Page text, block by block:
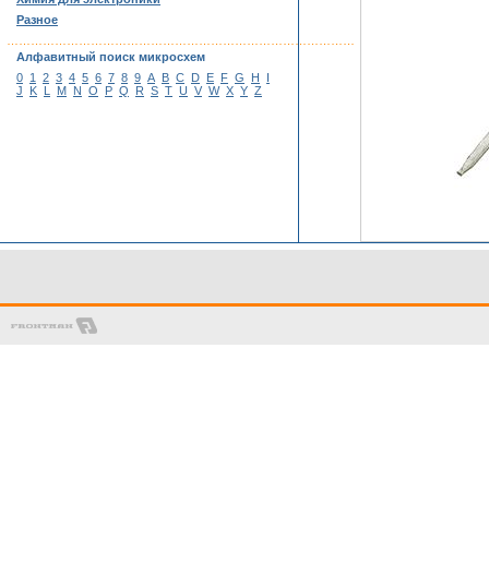
Разное
Алфавитный поиск микросхем
0 1 2 3 4 5 6 7 8 9 A B C D E F G H
I
J
K L M N O P Q R S T U V W X Y Z